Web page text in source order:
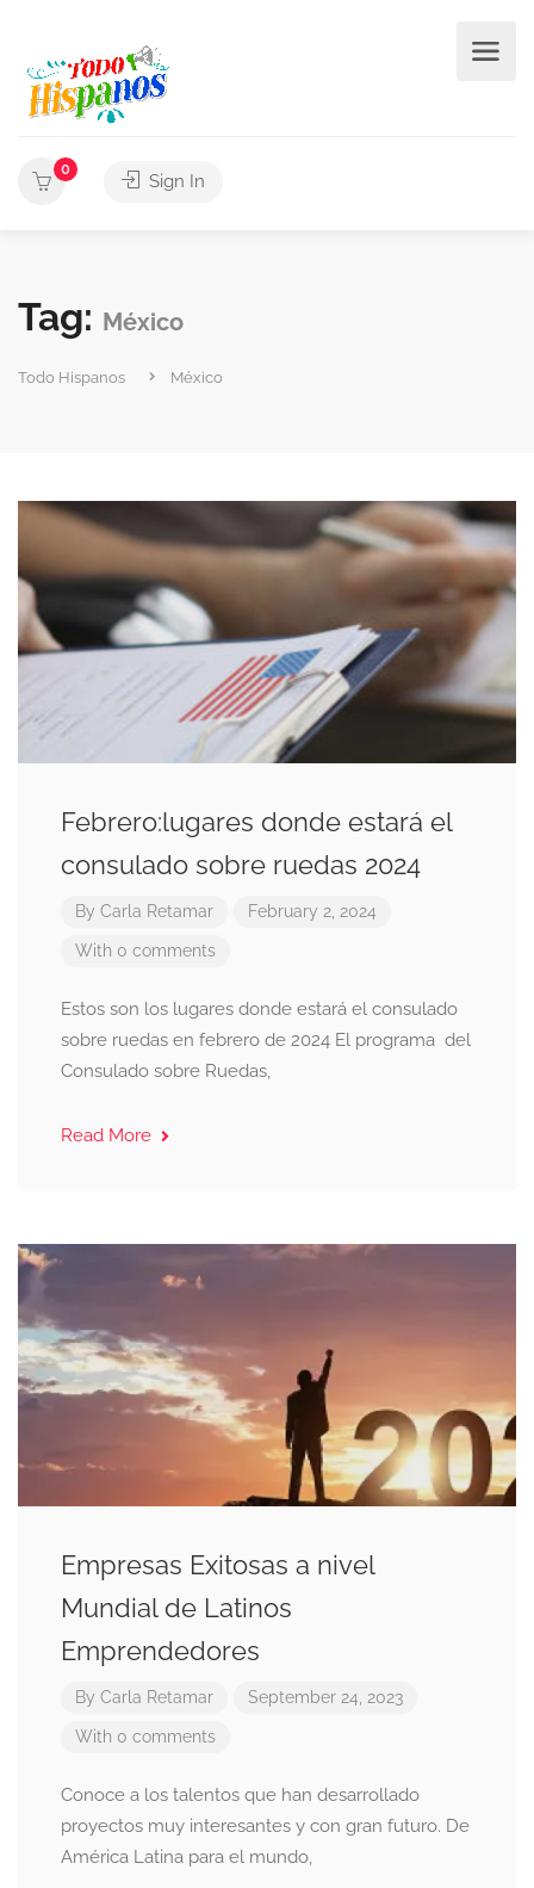
0
Sign In
Tag: México
Todo Hispanos México
Febrero:lugares donde estará el
consulado sobre ruedas 2024
By Carla Retamar February 2, 2024
With 0 comments
Estos son los lugares donde estará el consulado
sobre ruedas en febrero de 2024 El programa del
Consulado sobre Ruedas,
Read More
Empresas Exitosas a nivel
Mundial de Latinos
Emprendedores
By Carla Retamar September 24, 2023
With 0 comments
Conoce a los talentos que han desarrollado
proyectos muy interesantes y con gran futuro. De
América Latina para el mundo,